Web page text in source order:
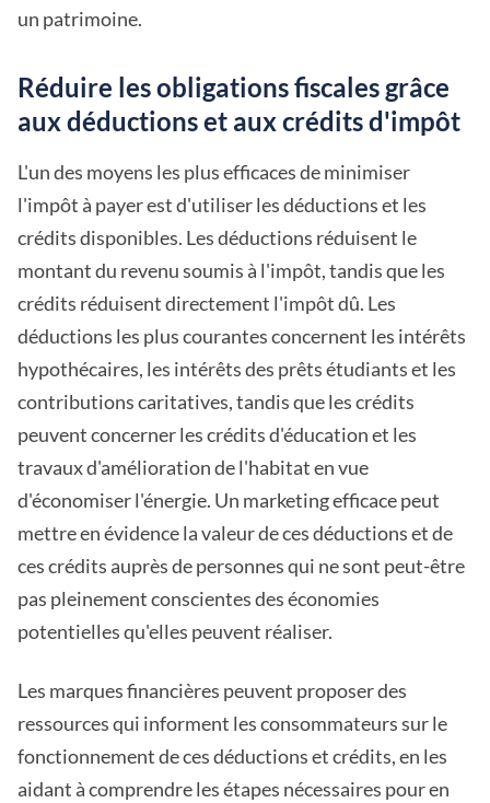
un patrimoine.
Réduire les obligations fiscales grâce
aux déductions et aux crédits d'impôt
L'un des moyens les plus efficaces de minimiser
l'impôt à payer est d'utiliser les déductions et les
crédits disponibles. Les déductions réduisent le
montant du revenu soumis à l'impôt, tandis que les
crédits réduisent directement l'impôt dû. Les
déductions les plus courantes concernent les intérêts
hypothécaires, les intérêts des prêts étudiants et les
contributions caritatives, tandis que les crédits
peuvent concerner les crédits d'éducation et les
travaux d'amélioration de l'habitat en vue
d'économiser l'énergie. Un marketing efficace peut
mettre en évidence la valeur de ces déductions et de
ces crédits auprès de personnes qui ne sont peut-être
pas pleinement conscientes des économies
potentielles qu'elles peuvent réaliser.
Les marques financières peuvent proposer des
ressources qui informent les consommateurs sur le
fonctionnement de ces déductions et crédits, en les
aidant à comprendre les étapes nécessaires pour en